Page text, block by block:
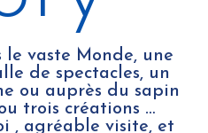
vaste Monde, une
de spectacles, un
ou auprès du sapin
trois créations …
, agréable visite, et